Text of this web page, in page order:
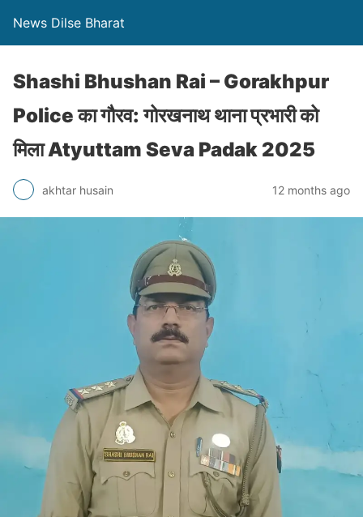
News Dilse Bharat
Shashi Bhushan Rai – Gorakhpur
Police का गौरव: गोरखनाथ थाना प्रभारी को
मिला Atyuttam Seva Padak 2025
akhtar husain 12 months ago